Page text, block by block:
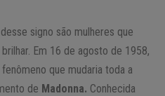
signo são mulheres que
Em 16 de agosto de 1958,
que mudaria toda a
de Madonna. Conhecida